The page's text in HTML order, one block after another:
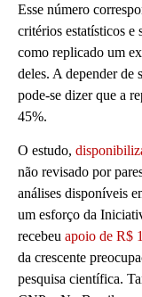
Esse número
critérios estatísticos e
como replicado um
deles. A depender de
pode-se dizer que a
45%.
O estudo,
não revisado por
análises disponíveis
um esforço da
recebeu apoio de R$
da crescente
pesquisa científica.